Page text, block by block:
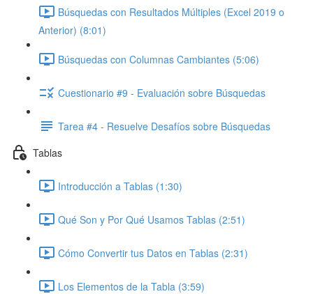
Búsquedas con Resultados Múltiples (Excel 2019 o
Anterior) (8:01)
Búsquedas con Columnas Cambiantes (5:06)
Cuestionario #9 - Evaluación sobre Búsquedas
Tarea #4 - Resuelve Desafíos sobre Búsquedas
Tablas
Introducción a Tablas (1:30)
Qué Son y Por Qué Usamos Tablas (2:51)
Cómo Convertir tus Datos en Tablas (2:31)
Los Elementos de la Tabla (3:59)